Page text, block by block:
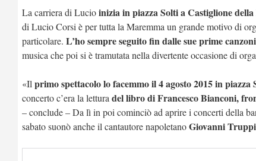
La carriera di Lucioinizia in piazza Solti a Castiglione
di Lucio Corsi è per tutta la Maremma un grande motivo di
particolare. L’ho sempre seguito fin dalle sue prime
musica che poi si è tramutata nella divertente occasione di
«Il primo spettacolo lo facemmo il 4 agosto 2015 in piazza
concerto c’era la lettura del libro di Francesco Bianconi,
– conclude – Da lì in poi cominciò ad aprire i concerti della
sabato suonò anche il cantautore napoletanoGiovanni Truppi